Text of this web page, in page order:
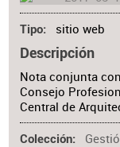
Tipo sitio web
Descripción
Nota conjunta
Consejo
Central de
Colección